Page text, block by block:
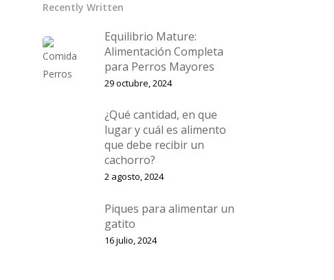
Recently Written
Equilibrio Mature:
Alimentación Completa
para Perros Mayores
29 octubre, 2024
¿Qué cantidad, en que
lugar y cuál es alimento
que debe recibir un
cachorro?
2 agosto, 2024
Piques para alimentar un
gatito
16 julio, 2024